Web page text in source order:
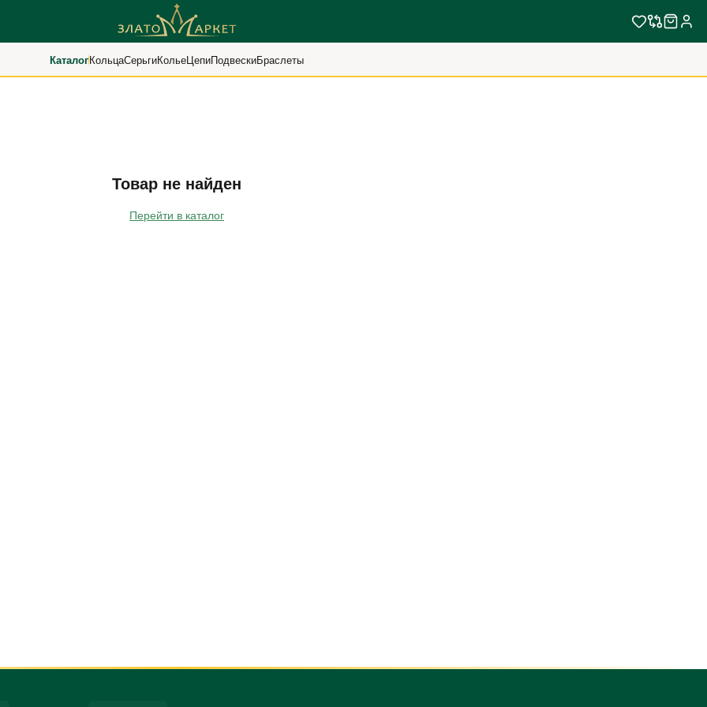
КаталогКольцаСерьгиКольеЦепиПодвескиБраслеты
Товар не найден
Перейти в каталог